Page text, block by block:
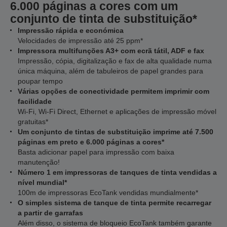
6.000 páginas a cores com um
conjunto de tinta de substituição*
Impressão rápida e económica
Velocidades de impressão até 25 ppm*
Impressora multifunções A3+ com ecrã tátil, ADF e fax
Impressão, cópia, digitalização e fax de alta qualidade numa
única máquina, além de tabuleiros de papel grandes para
poupar tempo
Várias opções de conectividade permitem imprimir com
facilidade
Wi-Fi, Wi-Fi Direct, Ethernet e aplicações de impressão móvel
gratuitas*
Um conjunto de tintas de substituição imprime até 7.500
páginas em preto e 6.000 páginas a cores*
Basta adicionar papel para impressão com baixa
manutenção!
Número 1 em impressoras de tanques de tinta vendidas a
nível mundial*
100m de impressoras EcoTank vendidas mundialmente*
O simples sistema de tanque de tinta permite recarregar
a partir de garrafas
Além disso, o sistema de bloqueio EcoTank também garante